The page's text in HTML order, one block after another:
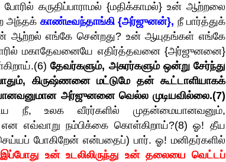
போரில் கருதிப்பாராமல் {மதிக்காமல்} உன் ஆற்றலை
அந்தக் காண்டீவந்தாங்கி {அர்ஜுனன்}, நீ பார்த்துக்
ஆற்றல் எங்கே சென்றது? உன் ஆயுதங்கள் எங்கே
மகாதேவனையே எதிர்த்தவனை {அர்ஜுனனை}
தேவர்களும், அசுரர்களும் ஒன்று சேர்ந்து
கிருஷ்ணனை மட்டுமே தன் கூட்டாளியாகக்
அர்ஜுனனை வெல்ல முடியவில்லை.(7)
நீ, உலக வீரர்களில் முதன்மையானவனும்,
எவ்வாறு நம்பிக்கை கொள்கிறாய்?(8) ஓ! தீய
போகிறேன் என்பதைப்) பார். ஓ! மனிதர்களில்
உன் உடலிலிருந்து உன் தலையை வெட்டப்